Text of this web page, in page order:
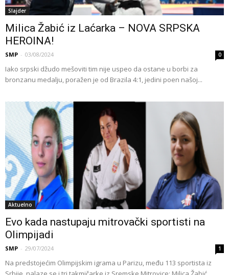
Slajder
Milica Žabić iz Laćarka – NOVA SRPSKA
HEROINA!
SMP - 03/08/2024 0
Iako srpski džudo mešoviti tim nije uspeo da ostane u borbi za
bronzanu medalju, poražen je od Brazila 4:1, jedini poen našoj...
Aktuelno
Evo kada nastupaju mitrovački sportisti na
Olimpijadi
SMP - 29/07/2024 1
Na predstojećim Olimpijskim igrama u Parizu, među 113 sportista iz